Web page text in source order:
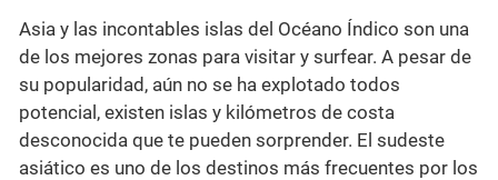
Asia y las incontables islas del Océano Índico son una
de los mejores zonas para visitar y surfear. A pesar de
su popularidad, aún no se ha explotado todos
potencial, existen islas y kilómetros de costa
desconocida que te pueden sorprender. El sudeste
asiático es uno de los destinos más frecuentes por los